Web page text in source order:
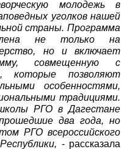
молодежь в
уголков нашей
страны. Программа
не только на
но и включает
совмещенную с
которые позволяют
особенностями,
традициями.
РГО в Дагестане
два года, но
РГО всероссийского
- рассказала